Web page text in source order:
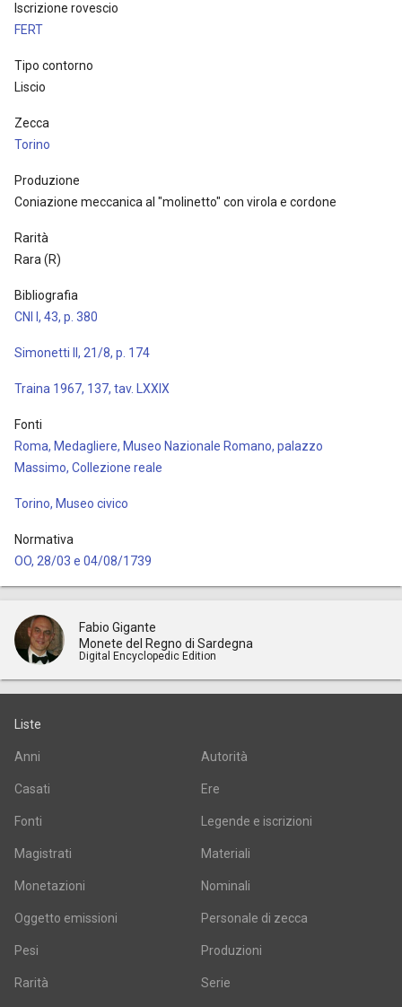
Iscrizione rovescio
FERT
Tipo contorno
Liscio
Zecca
Torino
Produzione
Coniazione meccanica al "molinetto" con virola e cordone
Rarità
Rara (R)
Bibliografia
CNI I, 43, p. 380
Simonetti II, 21/8, p. 174
Traina 1967, 137, tav. LXXIX
Fonti
Roma, Medagliere, Museo Nazionale Romano, palazzo
Massimo, Collezione reale
Torino, Museo civico
Normativa
OO, 28/03 e 04/08/1739
Fabio Gigante
Monete del Regno di Sardegna
Digital Encyclopedic Edition
Liste
Anni Autorità
Casati Ere
Fonti Legende e iscrizioni
Magistrati Materiali
Monetazioni Nominali
Oggetto emissioni Personale di zecca
Pesi Produzioni
Rarità Serie